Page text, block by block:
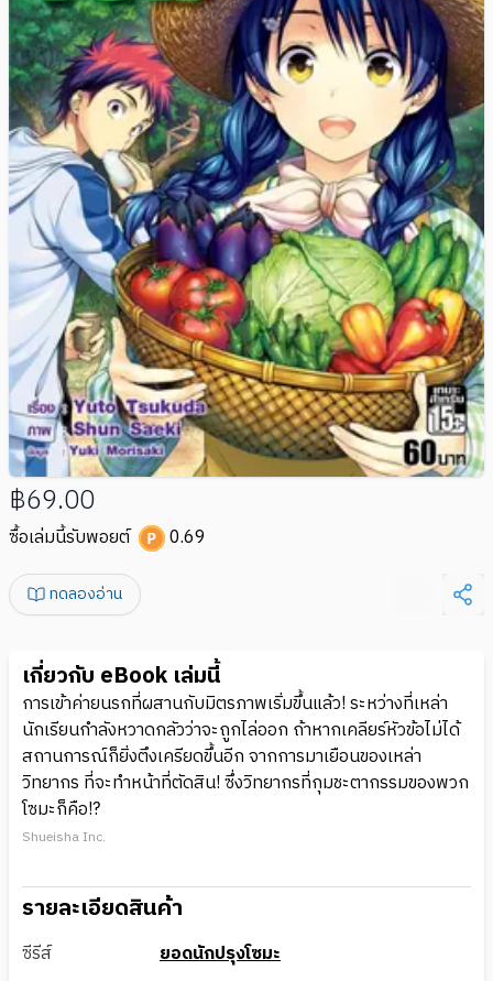
฿69.00
ซื้อเล่มนี้รับพอยต์ 0.69
ทดลองอ่าน
เกี่ยวกับ eBook เล่มนี้
การเข้าค่ายนรกที่ผสานกับมิตรภาพเริ่มขึ้นแล้ว! ระหว่างที่เหล่า
นักเรียนกำลังหวาดกลัวว่าจะถูกไล่ออก ถ้าหากเคลียร์หัวข้อไม่ได้
สถานการณ์ก็ยิ่งตึงเครียดขึ้นอีก จากการมาเยือนของเหล่า
วิทยากร ที่จะทำหน้าที่ตัดสิน! ซึ่งวิทยากรที่กุมชะตากรรมของพวก
โซมะก็คือ!?
Shueisha Inc.
รายละเอียดสินค้า
ซีรีส์
ยอดนักปรุงโซมะ